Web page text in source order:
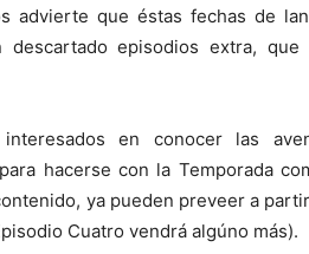
advierte que éstas fechas de
episodios extra, que
en conocer las
para hacerse con la Temporada
ya pueden preveer a
Cuatro vendrá algúno más).